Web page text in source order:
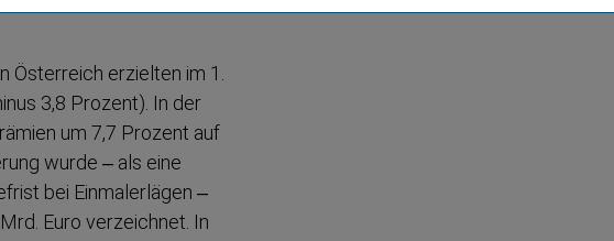
Österreich erzielten im 1.
3,8 Prozent). In der
um 7,7 Prozent auf
wurde – als eine
bei Einmal­erlägen –
Euro verzeichnet. In